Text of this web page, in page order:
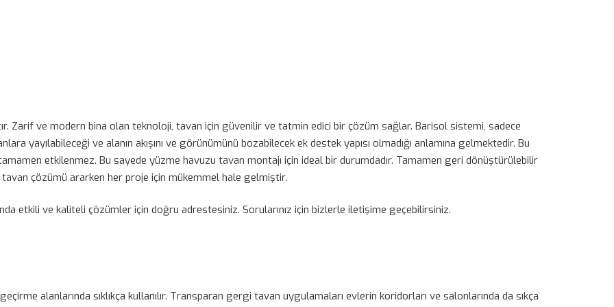
Zarif ve modern bina olan teknoloji, tavan için güvenilir ve tatmin edici bir çözüm sağlar. Barisol sistemi, sadece
yayılabileceği ve alanın akışını ve görünümünü bozabilecek ek destek yapısı olmadığı anlamına gelmektedir. Bu
etkilenmez. Bu sayede yüzme havuzu tavan montajı için ideal bir durumdadır. Tamamen geri dönüştürülebilir
çözümü ararken her proje için mükemmel hale gelmiştir.
etkili ve kaliteli çözümler için doğru adrestesiniz. Sorularınız için bizlerle iletişime geçebilirsiniz.
alanlarında sıklıkça kullanılır. Transparan gergi tavan uygulamaları evlerin koridorları ve salonlarında da sıkça